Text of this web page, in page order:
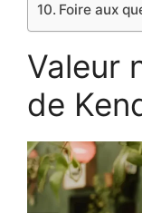
Foire aux
Valeur
de